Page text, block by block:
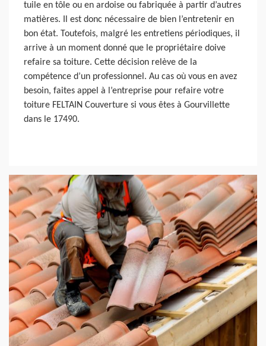
tuile en tôle ou en ardoise ou fabriquée à partir d’autres
matières. Il est donc nécessaire de bien l’entretenir en
bon état. Toutefois, malgré les entretiens périodiques, il
arrive à un moment donné que le propriétaire doive
refaire sa toiture. Cette décision relève de la
compétence d’un professionnel. Au cas où vous en avez
besoin, faites appel à l’entreprise pour refaire votre
toiture FELTAIN Couverture si vous êtes à Gourvillette
dans le 17490.